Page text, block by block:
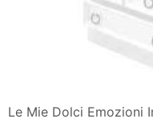
Le Mie Dolci Emozioni